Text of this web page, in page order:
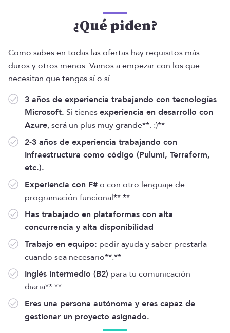
¿Qué piden?
Como sabes en todas las ofertas hay requisitos más
duros y otros menos. Vamos a empezar con los que
necesitan que tengas sí o sí.
3 años de experiencia trabajando con tecnologías
Microsoft. Si tienesexperiencia en desarrollo con
Azure, será un plus muy grande**. :)**
2-3 años de experiencia trabajando con
Infraestructura como código (Pulumi, Terraform,
etc.).
Experiencia con F#o con otro lenguaje de
programación funcional**.**
Has trabajado en plataformas con alta
concurrencia y alta disponibilidad
Trabajo en equipo: pedir ayuda y saber prestarla
cuando sea necesario**.**
Inglés intermedio (B2) para tu comunicación
diaria**.**
Eres una persona autónoma y eres capaz de
gestionar un proyecto asignado.